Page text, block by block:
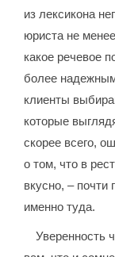
из лексикона
юриста не
какое речевое
более
клиенты
которые
скорее всего,
о том, что в
вкусно, – почти
именно туда.
Уверенность